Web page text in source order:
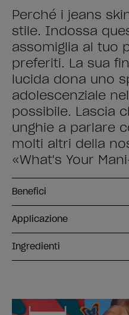
Perché i jeans
stile. Indossa
assomiglia al tuo
preferiti. La sua
lucida dona uno
adolescenziale
possibile. Lascia
unghie a parlare
molti altri della
«What's Your
Benefici
Applicazione
Ingredienti